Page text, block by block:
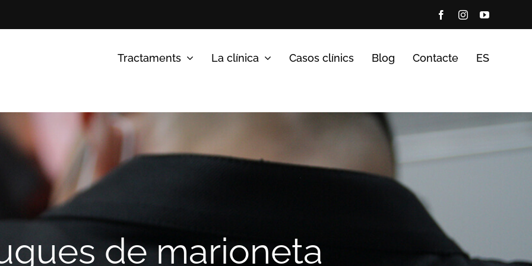
FacebookInstagramYouTube
Tractaments La clínica Casos clínics Blog Contacte ES
de marioneta